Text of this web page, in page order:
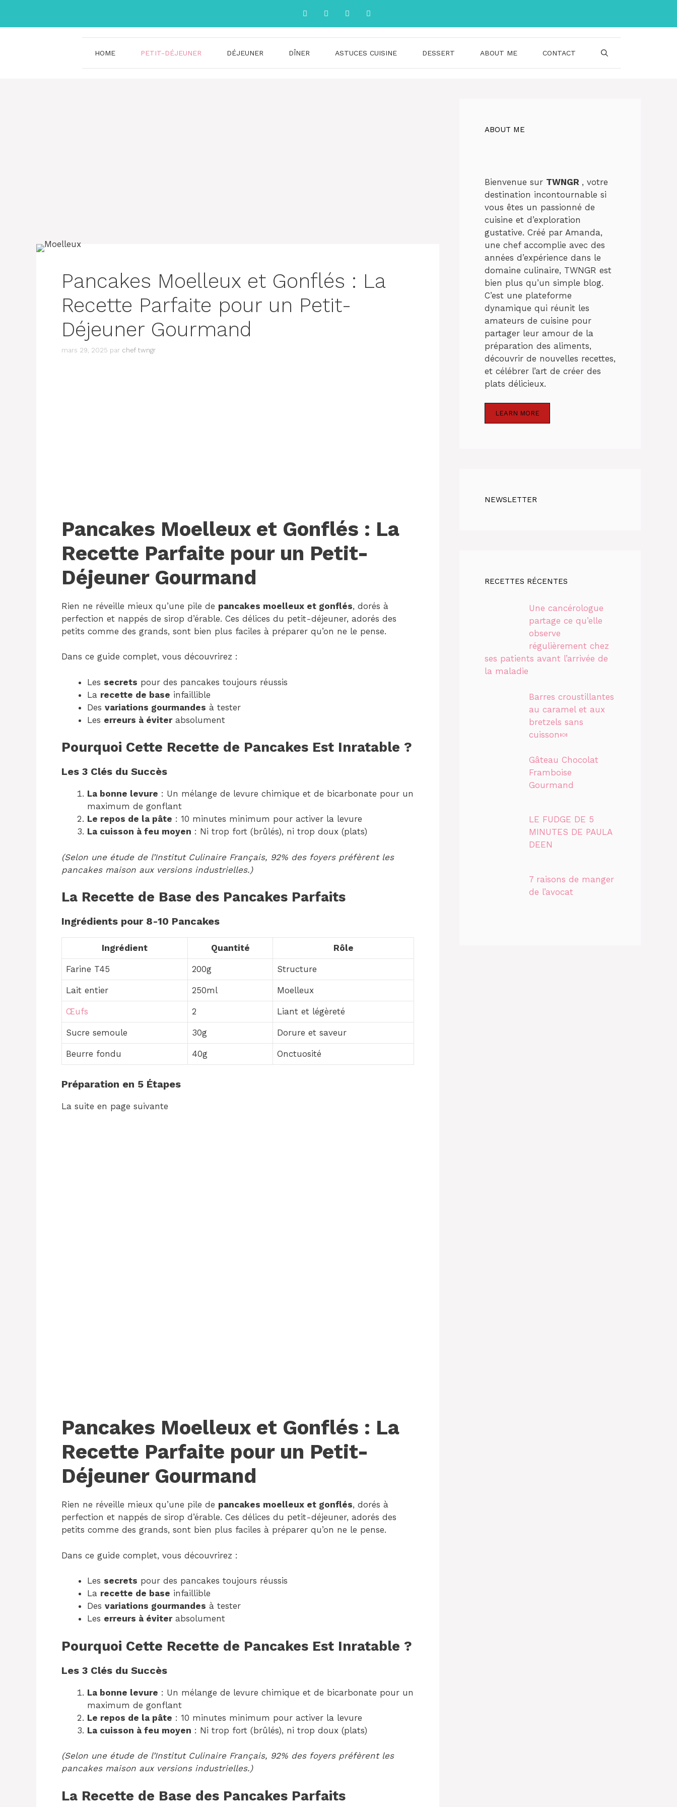
HOME PETIT-DÉJEUNER DÉJEUNER DÎNER ASTUCES CUISINE DESSERT ABOUT ME CONTACT
Pancakes Moelleux et Gonflés : La
Recette Parfaite pour un Petit-
Déjeuner Gourmand
mars 29, 2025 par chef twngr
Pancakes Moelleux et Gonflés : La
Recette Parfaite pour un Petit-
Déjeuner Gourmand
Rien ne réveille mieux qu’une pile de pancakes moelleux et gonflés, dorés à
perfection et nappés de sirop d’érable. Ces délices du petit-déjeuner, adorés des
petits comme des grands, sont bien plus faciles à préparer qu’on ne le pense.
Dans ce guide complet, vous découvrirez :
Les secrets pour des pancakes toujours réussis
La recette de base infaillible
Des variations gourmandes à tester
Les erreurs à éviterabsolument
Pourquoi Cette Recette de Pancakes Est Inratable ?
Les 3 Clés du Succès
La bonne levure : Un mélange de levure chimique et de bicarbonate pour un
maximum de gonflant
Le repos de la pâte : 10 minutes minimum pour activer la levure
La cuisson à feu moyen : Ni trop fort (brûlés), ni trop doux (plats)
(Selon une étude de l’Institut Culinaire Français, 92% des foyers préfèrent les
pancakes maison aux versions industrielles.)
La Recette de Base des Pancakes Parfaits
Ingrédients pour 8-10 Pancakes
Ingrédient Quantité Rôle
Farine T45 200g Structure
Lait entier 250ml Moelleux
Œufs 2 Liant et légèreté
Sucre semoule 30g Dorure et saveur
Beurre fondu 40g Onctuosité
Préparation en 5 Étapes
La suite en page suivante
Pancakes Moelleux et Gonflés : La
Recette Parfaite pour un Petit-
Déjeuner Gourmand
Rien ne réveille mieux qu’une pile de pancakes moelleux et gonflés, dorés à
perfection et nappés de sirop d’érable. Ces délices du petit-déjeuner, adorés des
petits comme des grands, sont bien plus faciles à préparer qu’on ne le pense.
Dans ce guide complet, vous découvrirez :
Les secrets pour des pancakes toujours réussis
La recette de base infaillible
Des variations gourmandes à tester
Les erreurs à éviterabsolument
Pourquoi Cette Recette de Pancakes Est Inratable ?
Les 3 Clés du Succès
La bonne levure : Un mélange de levure chimique et de bicarbonate pour un
maximum de gonflant
Le repos de la pâte : 10 minutes minimum pour activer la levure
La cuisson à feu moyen : Ni trop fort (brûlés), ni trop doux (plats)
(Selon une étude de l’Institut Culinaire Français, 92% des foyers préfèrent les
pancakes maison aux versions industrielles.)
La Recette de Base des Pancakes Parfaits
ABOUT ME
Bienvenue sur TWNGR , votre
destination incontournable si
vous êtes un passionné de
cuisine et d’exploration
gustative. Créé par Amanda,
une chef accomplie avec des
années d’expérience dans le
domaine culinaire, TWNGR est
bien plus qu’un simple blog.
C’est une plateforme
dynamique qui réunit les
amateurs de cuisine pour
partager leur amour de la
préparation des aliments,
découvrir de nouvelles recettes,
et célébrer l’art de créer des
plats délicieux.
LEARN MORE
NEWSLETTER
RECETTES RÉCENTES
Une cancérologue
partage ce qu’elle
observe
régulièrement chez
ses patients avant l’arrivée de
la maladie
Barres croustillantes
au caramel et aux
bretzels sans
cuisson🍬
Gâteau Chocolat
Framboise
Gourmand
LE FUDGE DE 5
MINUTES DE PAULA
DEEN
7 raisons de manger
de l’avocat